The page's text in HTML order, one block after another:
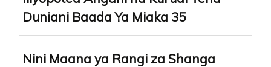
Duniani Baada Ya Miaka 35
Nini Maana ya Rangi za Shanga